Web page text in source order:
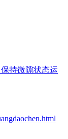
持微隙状态运